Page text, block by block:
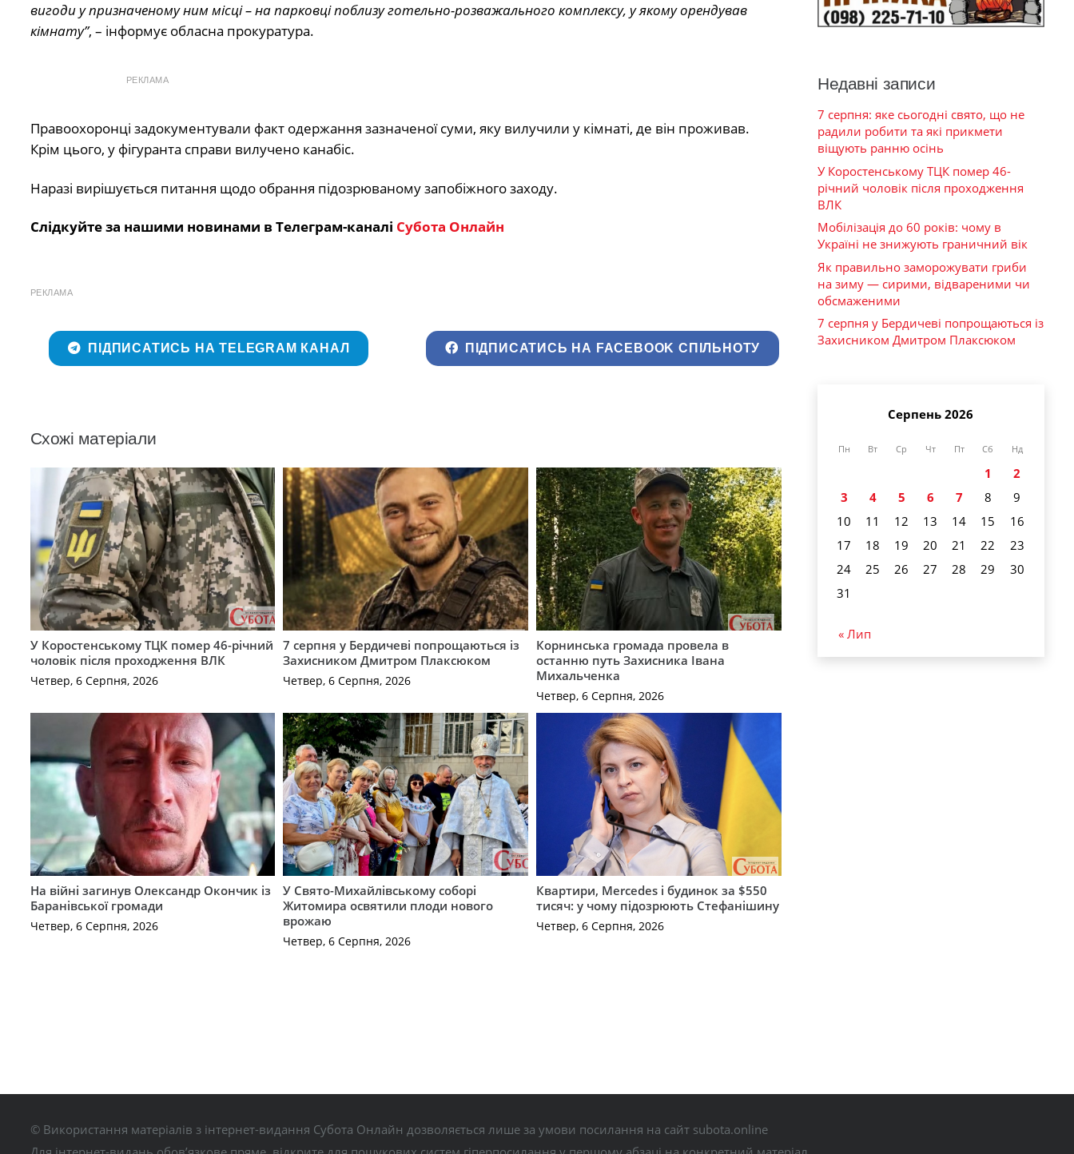
вигоди у призначеному ним місці – на парковці поблизу готельно-розважального комплексу, у якому орендував
кімнату”, – інформує обласна прокуратура.
РЕКЛАМА
Правоохоронці задокументували факт одержання зазначеної суми, яку вилучили у кімнаті, де він проживав.
Крім цього, у фігуранта справи вилучено канабіс.
Наразі вирішується питання щодо обрання підозрюваному запобіжного заходу.
Слідкуйте за нашими новинами в Телеграм-каналі Субота Онлайн
РЕКЛАМА
ПІДПИСАТИСЬ НА TELEGRAM КАНАЛ ПІДПИСАТИСЬ НА FACEBOOK СПІЛЬНОТУ
Схожі матеріали
У Коростенському ТЦК помер 46-річний
чоловік після проходження ВЛК
Четвер, 6 Серпня, 2026
7 серпня у Бердичеві попрощаються із
Захисником Дмитром Плаксюком
Четвер, 6 Серпня, 2026
Корнинська громада провела в
останню путь Захисника Івана
Михальченка
Четвер, 6 Серпня, 2026
На війні загинув Олександр Окончик із
Баранівської громади
Четвер, 6 Серпня, 2026
У Свято-Михайлівському соборі
Житомира освятили плоди нового
врожаю
Четвер, 6 Серпня, 2026
Квартири, Mercedes і будинок за $550
тисяч: у чому підозрюють Стефанішину
Четвер, 6 Серпня, 2026
Недавні записи
7 серпня: яке сьогодні свято, що не
радили робити та які прикмети
віщують ранню осінь
У Коростенському ТЦК помер 46-
річний чоловік після проходження
ВЛК
Мобілізація до 60 років: чому в
Україні не знижують граничний вік
Як правильно заморожувати гриби
на зиму — сирими, відвареними чи
обсмаженими
7 серпня у Бердичеві попрощаються із
Захисником Дмитром Плаксюком
Серпень 2026
Пн Вт Ср Чт Пт Сб Нд
1
2
3
4 5 6 7 8
9
10
11 12 13 14 15
16
17
18 19 20 21 22
23
24
25 26 27 28 29
30
31
« Лип
© Використання матеріалів з інтернет-видання Субота Онлайн дозволяється лише за умови посилання на сайт subota.online